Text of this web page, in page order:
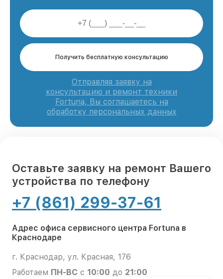
Получить бесплатную консультацию
Отправляя заявку на
консультацию и ремонт техники
Fortuna, Вы соглашаетесь на
обработку персональных данных
Оставьте заявку на ремонт Вашего
устройства по телефону
+7 (861) 299-37-61
Адрес офиса сервисного центра Fortuna в
Краснодаре
г. Краснодар, ул. Красная, 176
Работаем ПН-ВС с 10:00 до 21:00